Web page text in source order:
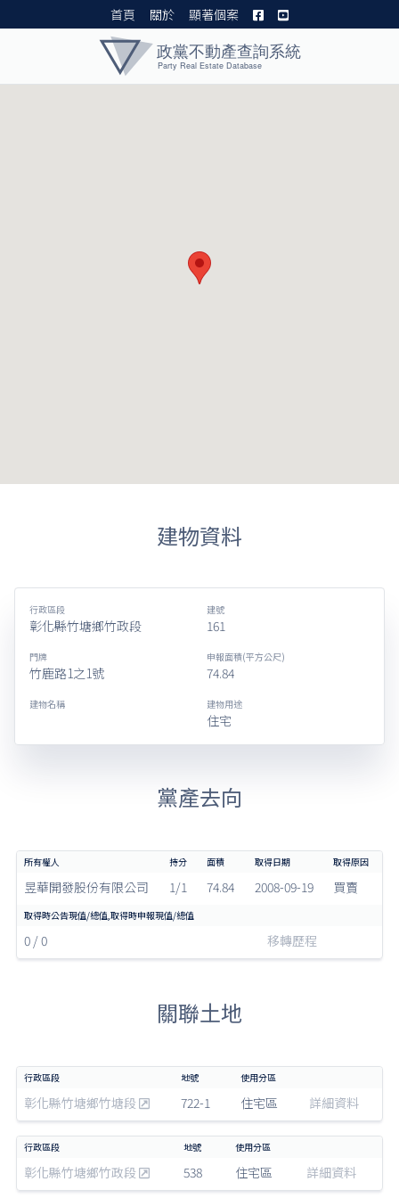
首頁 關於 顯著個案
建物資料
行政區段
彰化縣竹塘鄉竹政段
建號
161
門牌
竹鹿路1之1號
申報面積(平方公尺)
74.84
建物名稱 建物用途
住宅
黨產去向
昱華開發股份有限公司 1/1 74.84 2008-09-19 買賣
0 / 0 移轉歷程
關聯土地
彰化縣竹塘鄉竹塘段 722-1 住宅區 詳細資料
彰化縣竹塘鄉竹政段 538 住宅區 詳細資料